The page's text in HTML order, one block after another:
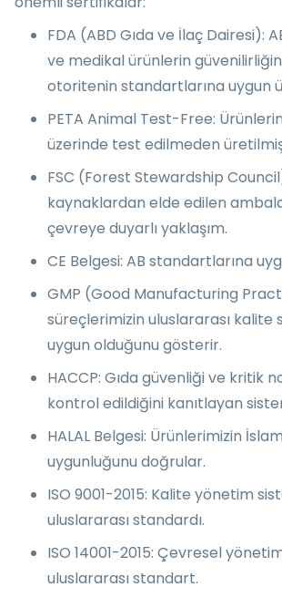
FDA (ABD Gıda ve İlaç Dairesi):
ve medikal ürünlerin
otoritenin standartlarına uygun
PETA Animal Test-Free:
üzerinde test edilmeden
FSC (Forest Stewardship
kaynaklardan elde edilen
çevreye duyarlı yaklaşım.
CE Belgesi: AB standartlarına
GMP (Good Manufacturing
süreçlerimizin uluslararası kalite
uygun olduğunu gösterir.
HACCP: Gıda güvenliği ve kritik
kontrol edildiğini kanıtlayan
HALAL Belgesi: Ürünlerimizin
uygunluğunu doğrular.
ISO 9001-2015: Kalite yönetim
uluslararası standardı.
ISO 14001-2015: Çevresel
uluslararası standart.